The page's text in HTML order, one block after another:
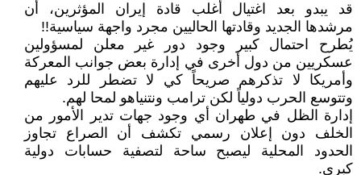
قد يبدو بعد اغتيال أغلب قادة إيران المؤثرين، أن
مرشدها الجديد وقادتها الحاليين مجرد واجهة سياسية!!
يُطرح احتمال كبير وجود دور غير معلن لمسؤولين
عسكريين من دول أخرى في إدارة بعض جوانب المعركة
وأمريكا لا تذكرهم صريحاً كي لا تضطر للرد عليهم
وتتوسع الحرب دولياً لكن ترامب ونتنياهو لمحا لهم.
‏‎إدارة الظل في طهران أي وجود جهات تدير الأمور من
الخلف دون إعلان رسمي تكشف أن الصراع تجاوز
الحدود المحلية ليصبح ساحة لتصفية حسابات دولية
كبرى.